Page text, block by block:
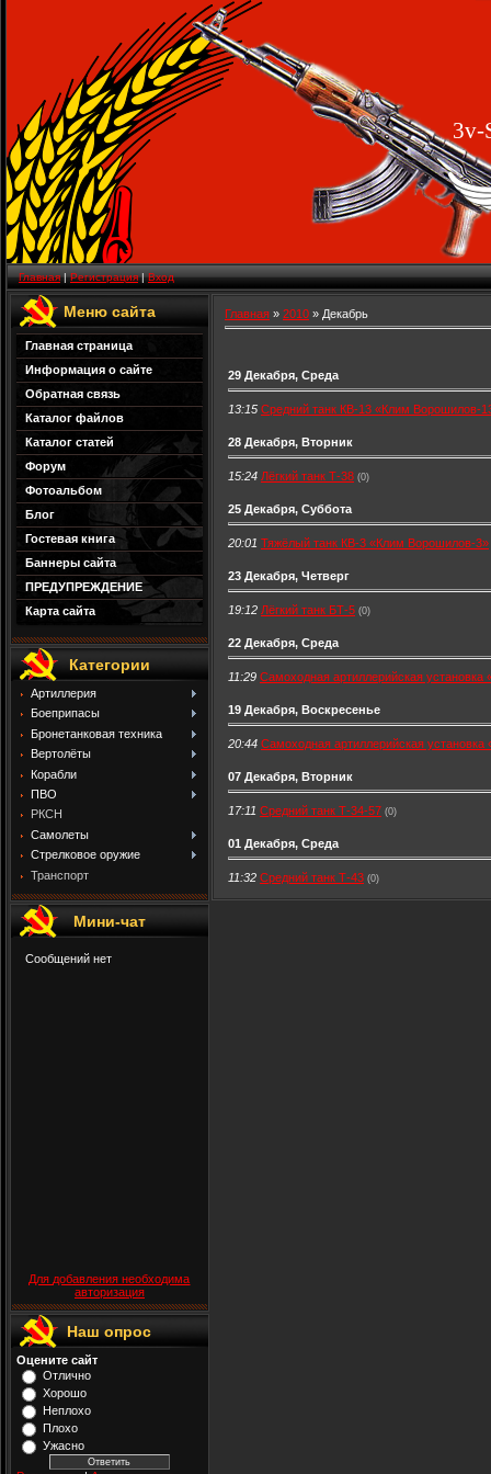
3v-
Главная|Регистрация|Вход
Меню сайта
Главная страница
Информация о сайте
Обратная связь
Каталог файлов
Каталог статей
Форум
Фотоальбом
Блог
Гостевая книга
Баннеры сайта
ПРЕДУПРЕЖДЕНИЕ
Карта сайта
Категории
Артиллерия
Боеприпасы
Бронетанковая техника
Вертолёты
Корабли
ПВО
РКСН
Самолеты
Стрелковое оружие
Транспорт
Мини-чат
Для добавления необходима
авторизация
Наш опрос
Оцените сайт
Отлично
Хорошо
Неплохо
Плохо
Ужасно
Главная » 2010 » Декабрь
29 Декабря, Среда
13:15 Средний танк КВ-13 «Клим Ворошилов-
28 Декабря, Вторник
15:24 Лёгкий танк Т-38 (0)
25 Декабря, Суббота
20:01 Тяжёлый танк КВ-3 «Клим Ворошилов-3»
23 Декабря, Четверг
19:12 Лёгкий танк БТ-5 (0)
22 Декабря, Среда
11:29 Самоходная артиллерийская установка
19 Декабря, Воскресенье
20:44 Самоходная артиллерийская установка
07 Декабря, Вторник
17:11 Средний танк Т-34-57 (0)
01 Декабря, Среда
11:32 Средний танк Т-43 (0)